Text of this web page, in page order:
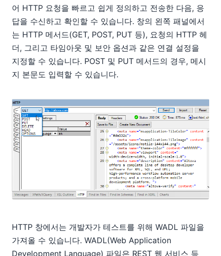
어 HTTP 요청을 빠르고 쉽게 정의하고 전송한 다음, 응
답을 수신하고 확인할 수 있습니다. 창의 왼쪽 패널에서
는 HTTP 메서드(GET, POST, PUT 등), 요청의 HTTP 헤
더, 그리고 타임아웃 및 보안 옵션과 같은 연결 설정을
지정할 수 있습니다. POST 및 PUT 메서드의 경우, 메시
지 본문도 입력할 수 있습니다.
HTTP 창에서는 개발자가 테스트를 위해 WADL 파일을
가져올 수 있습니다. WADL(Web Application
Development Language) 파일은 REST 웹 서비스 등